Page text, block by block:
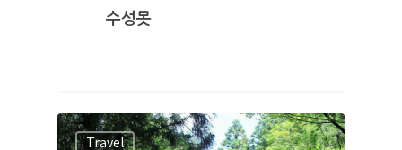
수성못
Travel